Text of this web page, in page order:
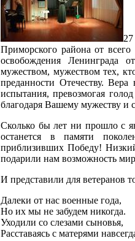
Приморского района от
освобождения Ленинграда
мужеством, мужеством тех,
преданности Отечеству.
испытания, превозмогая
благодаря Вашему мужеству и
Сколько бы лет ни прошло с
останется в памяти
приблизивших Победу!
подарили нам возможность
И представили для ветеранов
Далеки от нас военные года,
Но их мы не забудем никогда.
Уходили со слезами сыновья,
Расставаясь с матерями